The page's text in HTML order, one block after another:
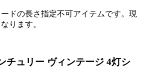
ドの長さ指定不可アイテムです。現
ります。
チュリー ヴィンテージ 4灯シ